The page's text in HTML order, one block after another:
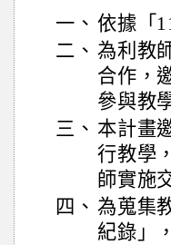
一、 依據「
二、 為利教
合作，
參與教
三、 本計畫
行教學
師實施
四、 為蒐集
紀錄」